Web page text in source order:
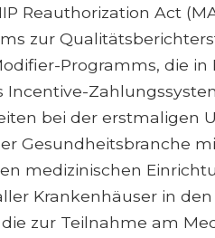
Reauthorization Act
zur
Programms, die in
bei der erstmaligen
Gesundheitsbranche
medizinischen
Krankenhäuser in
zur Teilnahme am